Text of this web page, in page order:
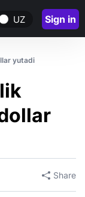
UZ Sign in
yutadi
Share